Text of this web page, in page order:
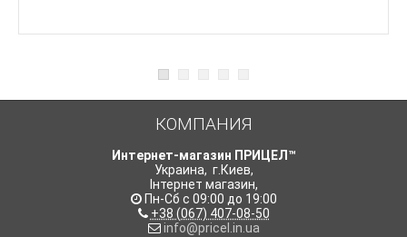
КОМПАНИЯ
Интернет-магазин ПРИЦЕЛ™
Украина, г.Киев,
Інтернет магазин,
Пн-Сб с 09:00 до 19:00
+38 (067) 407-08-50
info@pricel.in.ua